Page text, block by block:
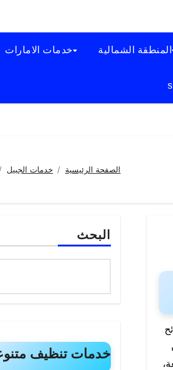
المنطقة الشمالية خدمات الامارات
الصفحة الرئيسية خدمات الجبيل
البحث
خدمات تنظيف